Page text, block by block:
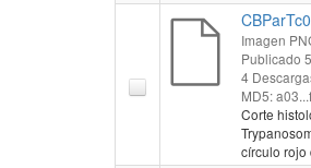
Imagen
Publicado
4
MD5:
Corte
círculo rojo